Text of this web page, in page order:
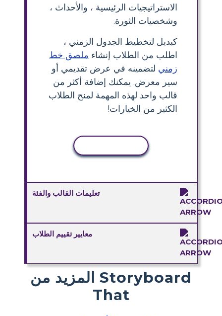
الاستراتيجيات الرئيسية ، والأحداث ،
وشخصيات الثورة.
كبديل لتخطيط الجدول الزمني ،
اطلب من الطلاب إنشاء ملصق خط
زمني لتضمينه في عرض تقديمي أو
سير معرض. يمكنك إضافة أكثر من
قالب واحد لهذه المهمة لمنح الطلاب
الكثير من الخيارات!
تعليمات القالب والفئة
معايير تقييم الطلاب
المزيد من Storyboard
That